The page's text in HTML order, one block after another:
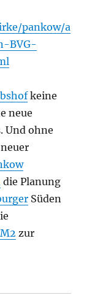
pankow/a
BVG-
keine
neue
Und ohne
die Planung
Süden
zur